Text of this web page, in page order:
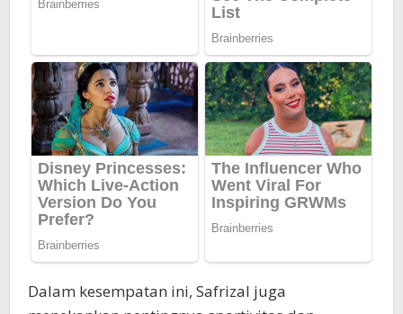
Dalam kesempatan ini, Safrizal juga